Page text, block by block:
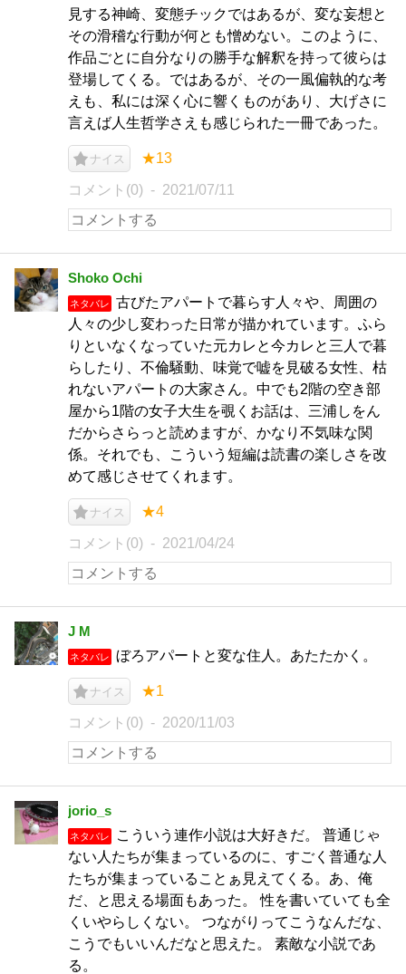
見する神崎、変態チックではあるが、変な妄想と
その滑稽な行動が何とも憎めない。このように、
作品ごとに自分なりの勝手な解釈を持って彼らは
登場してくる。ではあるが、その一風偏執的な考
えも、私には深く心に響くものがあり、大げさに
言えば人生哲学さえも感じられた一冊であった。
ナイス ★13
コメント(0) 2021/07/11
Shoko Ochi
ネタバレ
古びたアパートで暮らす人々や、周囲の
人々の少し変わった日常が描かれています。ふら
りといなくなっていた元カレと今カレと三人で暮
らしたり、不倫騒動、味覚で嘘を見破る女性、枯
れないアパートの大家さん。中でも2階の空き部
屋から1階の女子大生を覗くお話は、三浦しをん
だからさらっと読めますが、かなり不気味な関
係。それでも、こういう短編は読書の楽しさを改
めて感じさせてくれます。
ナイス ★4
コメント(0) 2021/04/24
J M
ネタバレ ぼろアパートと変な住人。あたたかく。
ナイス ★1
コメント(0) 2020/11/03
jorio_s
ネタバレ
こういう連作小説は大好きだ。 普通じゃ
ない人たちが集まっているのに、すごく普通な人
たちが集まっていることぁ見えてくる。あ、俺
だ、と思える場面もあった。 性を書いていても全
くいやらしくない。 つながりってこうなんだな、
こうでもいいんだなと思えた。 素敵な小説であ
る。